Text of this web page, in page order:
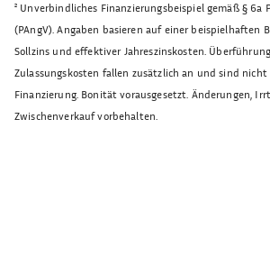
² Unverbindliches Finanzierungsbeispiel gemäß § 6a
(PAngV). Angaben basieren auf einer beispielhaften
Sollzins und effektiver Jahreszinskosten.
Zulassungskosten fallen zusätzlich an und sind
Finanzierung. Bonität vorausgesetzt. Änderungen,
Zwischenverkauf vorbehalten.